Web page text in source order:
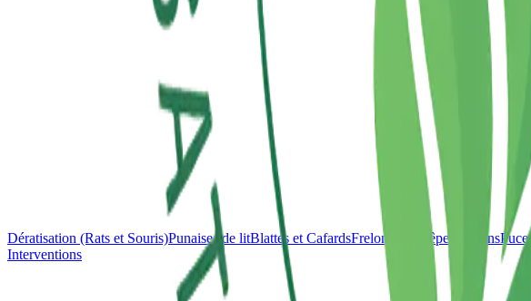
Dératisation (Rats et Souris)Punaises de litBlattes et CafardsFrelons et Guêpes PigeonsPuces
Interventions